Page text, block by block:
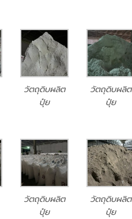
วัตถุดิบผลิต
ปุ๋ย
วัตถุดิบผลิต
ปุ๋ย
วัตถุดิบผลิต
ปุ๋ย
วัตถุดิบผลิต
ปุ๋ย